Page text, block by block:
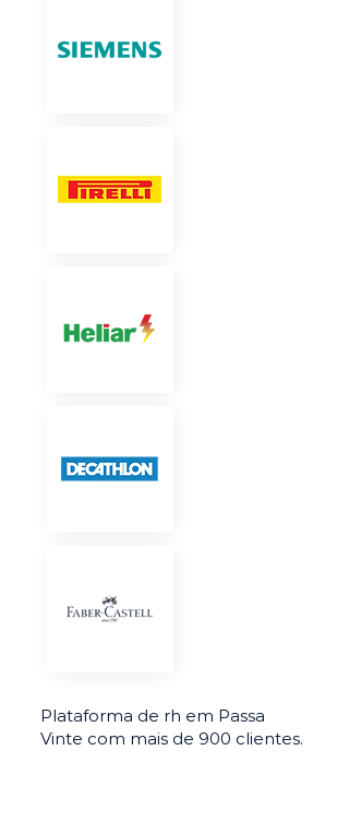
Plataforma de rh em Passa
Vinte com mais de 900 clientes.